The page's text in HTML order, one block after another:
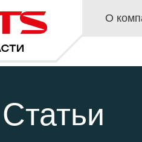
О компании
Статьиㅤㅤㅤ